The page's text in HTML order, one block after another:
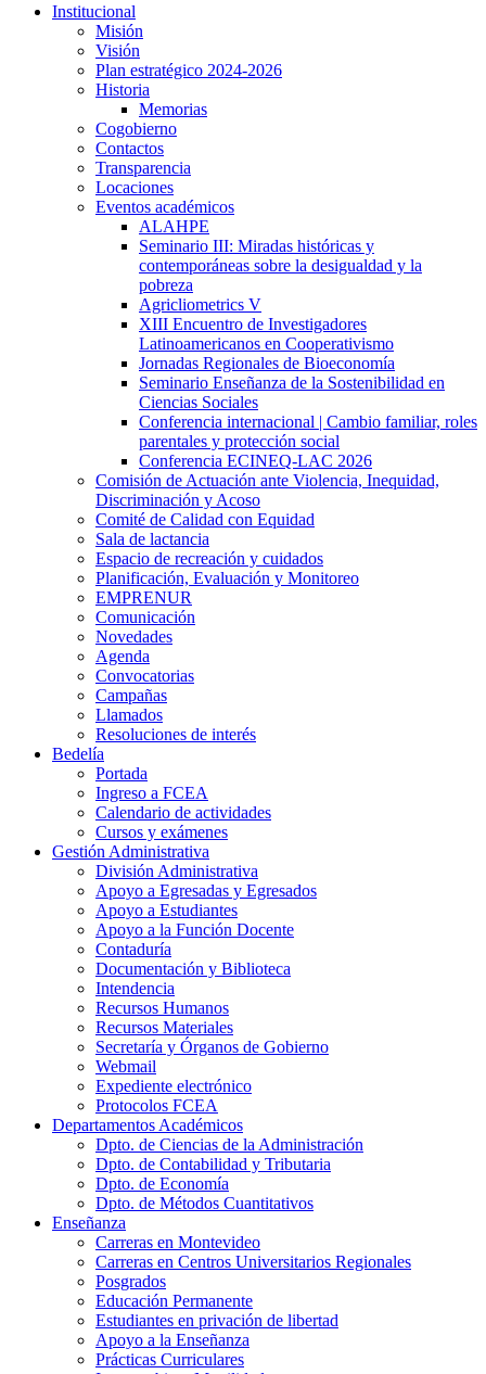
Institucional
Misión
Visión
Plan estratégico 2024-2026
Historia
Memorias
Cogobierno
Contactos
Transparencia
Locaciones
Eventos académicos
ALAHPE
Seminario III: Miradas históricas y
contemporáneas sobre la desigualdad y la
pobreza
Agricliometrics V
XIII Encuentro de Investigadores
Latinoamericanos en Cooperativismo
Jornadas Regionales de Bioeconomía
Seminario Enseñanza de la Sostenibilidad en
Ciencias Sociales
Conferencia internacional | Cambio familiar, roles
parentales y protección social
Conferencia ECINEQ-LAC 2026
Comisión de Actuación ante Violencia, Inequidad,
Discriminación y Acoso
Comité de Calidad con Equidad
Sala de lactancia
Espacio de recreación y cuidados
Planificación, Evaluación y Monitoreo
EMPRENUR
Comunicación
Novedades
Agenda
Convocatorias
Campañas
Llamados
Resoluciones de interés
Bedelía
Portada
Ingreso a FCEA
Calendario de actividades
Cursos y exámenes
Gestión Administrativa
División Administrativa
Apoyo a Egresadas y Egresados
Apoyo a Estudiantes
Apoyo a la Función Docente
Contaduría
Documentación y Biblioteca
Intendencia
Recursos Humanos
Recursos Materiales
Secretaría y Órganos de Gobierno
Webmail
Expediente electrónico
Protocolos FCEA
Departamentos Académicos
Dpto. de Ciencias de la Administración
Dpto. de Contabilidad y Tributaria
Dpto. de Economía
Dpto. de Métodos Cuantitativos
Enseñanza
Carreras en Montevideo
Carreras en Centros Universitarios Regionales
Posgrados
Educación Permanente
Estudiantes en privación de libertad
Apoyo a la Enseñanza
Prácticas Curriculares